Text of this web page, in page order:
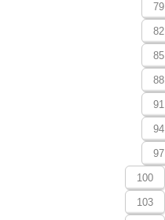
79
82
85
88
91
94
97
100
103